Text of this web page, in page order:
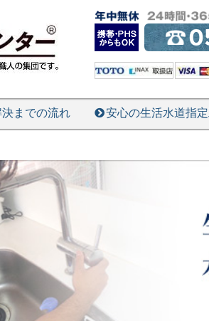
決までの流れ 安心の生活水道指